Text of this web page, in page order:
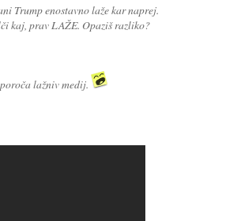
Trump enostavno laže kar naprej.
kaj, prav LAŽE. Opaziš razliko?
lažniv medij.